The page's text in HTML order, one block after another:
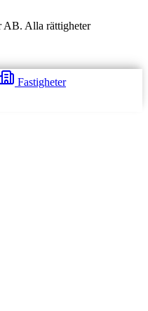
AB. Alla rättigheter
Fastigheter